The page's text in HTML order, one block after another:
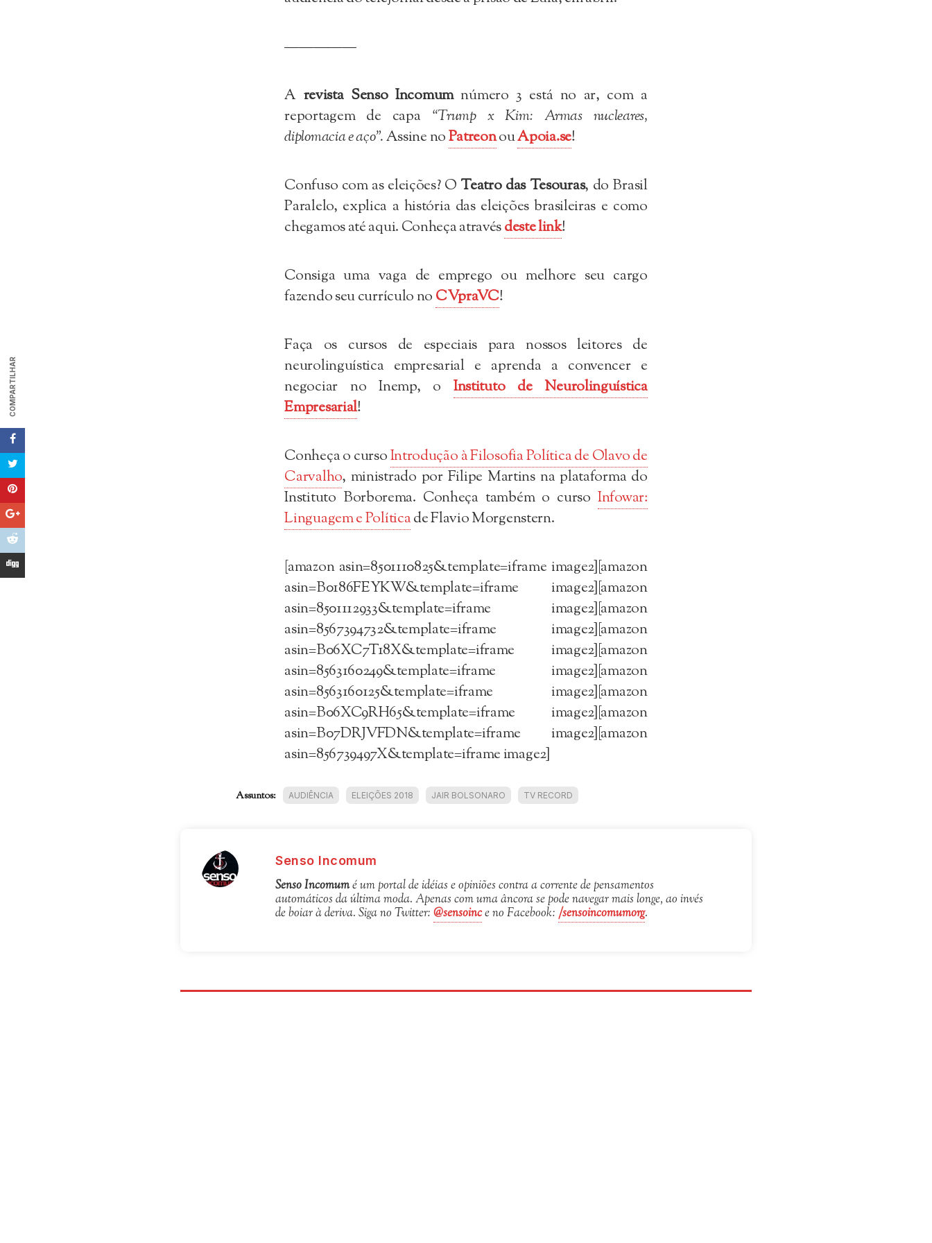
COMPARTILHAR
—————
A revista Senso Incomumnúmero 3 está no ar, com a
reportagem de capa “Trump x Kim: Armas nucleares,
diplomacia e aço”.Assine noPatreonouApoia.se!
Confuso com as eleições? O Teatro das Tesouras, do Brasil
Paralelo, explica a história das eleições brasileiras e como
chegamos até aqui. Conheça atravésdeste link!
Consiga uma vaga de emprego ou melhore seu cargo
fazendo seu currículo no CVpraVC!
Faça os cursos de especiais para nossos leitores de
neurolinguística empresarial e aprenda a convencer e
negociar no Inemp, o Instituto de Neurolinguística
Empresarial!
Conheça o cursoIntrodução à Filosofia Política de Olavo de
Carvalho, ministrado por Filipe Martins na plataforma do
Instituto Borborema. Conheça também o cursoInfowar:
Linguagem e Políticade Flavio Morgenstern.
[amazon asin=8501110825&template=iframe image2][amazon
asin=B0186FEYKW&template=iframe image2][amazon
asin=8501112933&template=iframe image2][amazon
asin=8567394732&template=iframe image2][amazon
asin=B06XC7T18X&template=iframe image2][amazon
asin=8563160249&template=iframe image2][amazon
asin=8563160125&template=iframe image2][amazon
asin=B06XC9RH65&template=iframe image2][amazon
asin=B07DRJVFDN&template=iframe image2][amazon
asin=856739497X&template=iframe image2]
Assuntos: AUDIÊNCIA ELEIÇÕES 2018 JAIR BOLSONARO TV RECORD
Senso Incomum
Senso Incomumé um portal de idéias e opiniões contra a corrente de pensamentos
automáticos da última moda. Apenas com uma âncora se pode navegar mais longe, ao invés
de boiar à deriva. Siga no Twitter:@sensoince no Facebook:/sensoincomumorg.